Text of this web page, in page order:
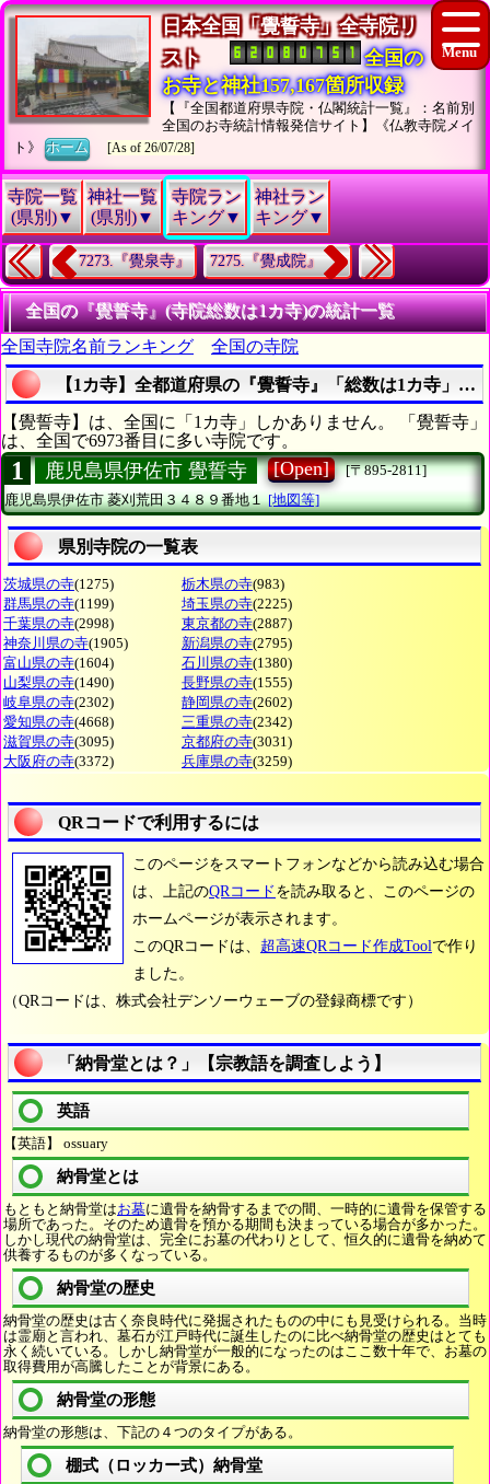
日本全国「覺誓寺」全寺院リ
スト
全国の
お寺と神社157,167箇所収録
【『全国都道府県寺院・仏閣統計一覧』：名前別
全国のお寺統計情報発信サイト】《仏教寺院メイ
ト》ホーム [As of 26/07/28]
寺院一覧
(県別)▼
神社一覧
(県別)▼
寺院ラン
キング▼
神社ラン
キング▼
7273.『覺泉寺』 7275.『覺成院』
全国の『覺誓寺』(寺院総数は1カ寺)の統計一覧
全国寺院名前ランキング
全国の寺院
【1カ寺】全都道府県の『覺誓寺』「総数は1カ寺」の
【覺誓寺】は、全国に「1カ寺」しかありません。 「覺誓寺」
は、全国で6973番目に多い寺院です。
1 鹿児島県伊佐市 覺誓寺 [Open]
[〒895-2811]
鹿児島県伊佐市菱刈荒田３４８９番地１ [地図等]
県別寺院の一覧表
茨城県の寺(1275) 栃木県の寺(983)
群馬県の寺(1199) 埼玉県の寺(2225)
千葉県の寺(2998) 東京都の寺(2887)
神奈川県の寺(1905) 新潟県の寺(2795)
富山県の寺(1604) 石川県の寺(1380)
山梨県の寺(1490) 長野県の寺(1555)
岐阜県の寺(2302) 静岡県の寺(2602)
愛知県の寺(4668) 三重県の寺(2342)
滋賀県の寺(3095) 京都府の寺(3031)
大阪府の寺(3372) 兵庫県の寺(3259)
QRコードで利用するには
このページをスマートフォンなどから読み込む場合
は、上記のQRコード を読み取ると、このページの
ホームページが表示されます。
このQRコードは、 超高速QRコード作成Toolで作り
ました。
（QRコードは、株式会社デンソーウェーブの登録商標です）
「納骨堂とは？」【宗教語を調査しよう】
英語
【英語】 ossuary
納骨堂とは
もともと納骨堂はお墓に遺骨を納骨するまでの間、一時的に遺骨を保管する
場所であった。そのため遺骨を預かる期間も決まっている場合が多かった。
しかし現代の納骨堂は、完全にお墓の代わりとして、恒久的に遺骨を納めて
供養するものが多くなっている。
納骨堂の歴史
納骨堂の歴史は古く奈良時代に発掘されたものの中にも見受けられる。当時
は霊廟と言われ、墓石が江戸時代に誕生したのに比べ納骨堂の歴史はとても
永く続いている。しかし納骨堂が一般的になったのはここ数十年で、お墓の
取得費用が高騰したことが背景にある。
納骨堂の形態
納骨堂の形態は、下記の４つのタイプがある。
棚式（ロッカー式）納骨堂